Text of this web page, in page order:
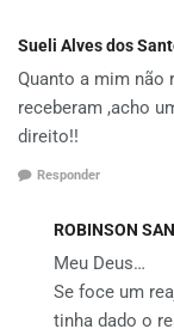
Sueli Alves dos
Quanto a mim não
receberam ,acho
direito!!
Responder
ROBINSON
Meu Deus…
Se foce um
tinha dado o